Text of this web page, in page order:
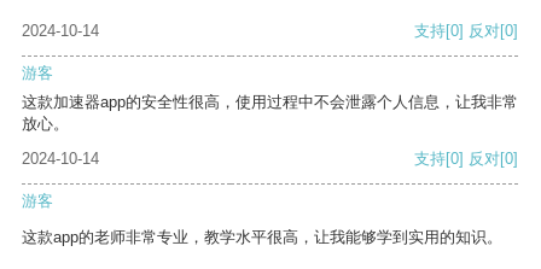
2024-10-14 支持[0] 反对[0]
游客
这款加速器app的安全性很高，使用过程中不会泄露个人信息，让我非常
放心。
2024-10-14
支持[0] 反对[0]
游客
这款app的老师非常专业，教学水平很高，让我能够学到实用的知识。